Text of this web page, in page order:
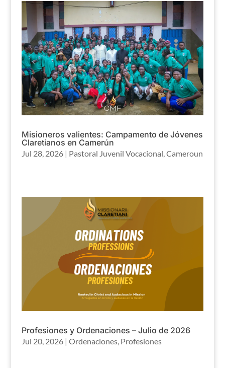
Misioneros valientes: Campamento de Jóvenes
Claretianos en Camerún
Jul 28, 2026| Pastoral Juvenil Vocacional,Cameroun
Profesiones y Ordenaciones – Julio de 2026
Jul 20, 2026| Ordenaciones, Profesiones